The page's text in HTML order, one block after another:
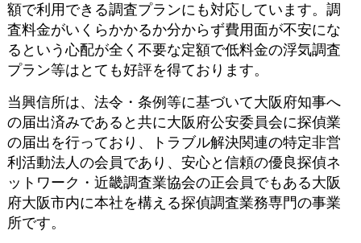
額で利用できる調査プランにも対応しています。調
査料金がいくらかかるか分からず費用面が不安にな
るという心配が全く不要な定額で低料金の浮気調査
プラン等はとても好評を得ております。
当興信所は、法令・条例等に基づいて大阪府知事へ
の届出済みであると共に大阪府公安委員会に探偵業
の届出を行っており、トラブル解決関連の特定非営
利活動法人の会員であり、安心と信頼の優良探偵ネ
ットワーク・近畿調査業協会の正会員でもある大阪
府大阪市内に本社を構える探偵調査業務専門の事業
所です。